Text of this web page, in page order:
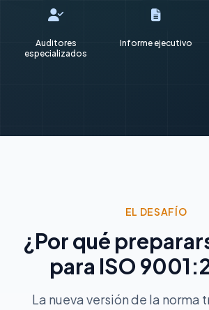
Auditores
especializados
Informe ejecutivo
EL DESAFÍO
¿Por qué
para ISO
La nueva versión de la norma